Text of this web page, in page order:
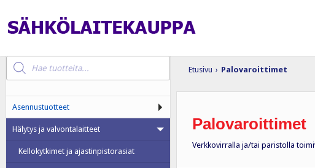
Etusivu › Palovaroittimet
Palovaroittimet
Verkkovirralla ja/tai paristolla
Products
search
Asennustuotteet
Hälytys ja valvontalaitteet
Kellokytkimet ja ajastinpistorasiat